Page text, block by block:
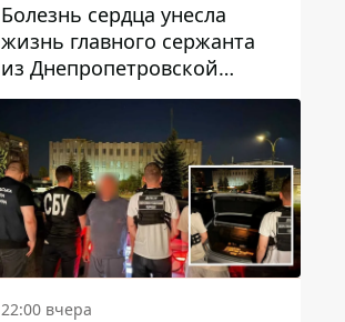
Болезнь сердца унесла
жизнь главного сержанта
из Днепропетровской
области Юрия Свистуна
22:00 вчера